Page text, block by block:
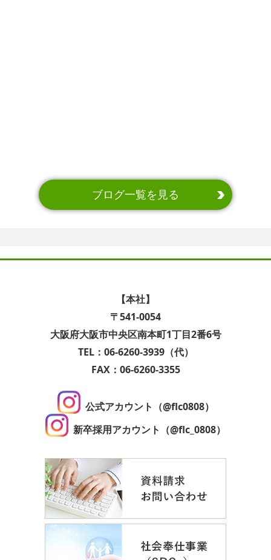
ブログ一覧を見る
【本社】
〒541-0054
大阪府大阪市中央区南本町1丁目2番6号
TEL：06-6260-3939（代）
FAX：06-6260-3355
公式アカウント（@flc0808）
新卒採用アカウント（@flc_0808）